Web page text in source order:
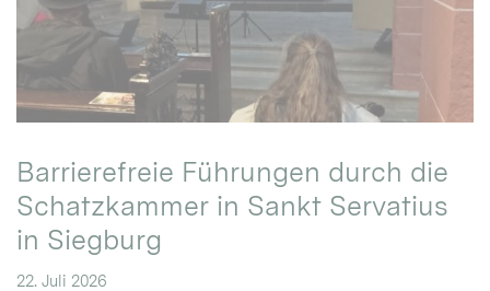
Barrierefreie Führungen durch die
Schatzkammer in Sankt Servatius
in Siegburg
22. Juli 2026